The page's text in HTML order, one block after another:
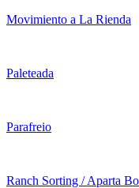
Movimiento a La Rienda
Paleteada
Parafreio
Ranch Sorting / Aparta